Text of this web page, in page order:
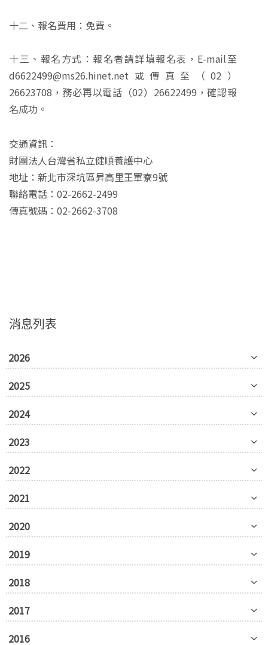
十二、報名費用：免費。
十三、報名方式：報名者請詳填報名表，E-mail至
d6622499@ms26.hinet.net 或傳真至（02）
26623708，務必再以電話（02）26622499，確認報
名成功。
交通資訊：
財團法人台灣省私立健順養護中心
地址：新北市深坑區昇高里王軍寮9號
聯絡電話：02-2662-2499
傳真號碼：02-2662-3708
消息列表
2026
2025
2024
2023
2022
2021
2020
2019
2018
2017
2016